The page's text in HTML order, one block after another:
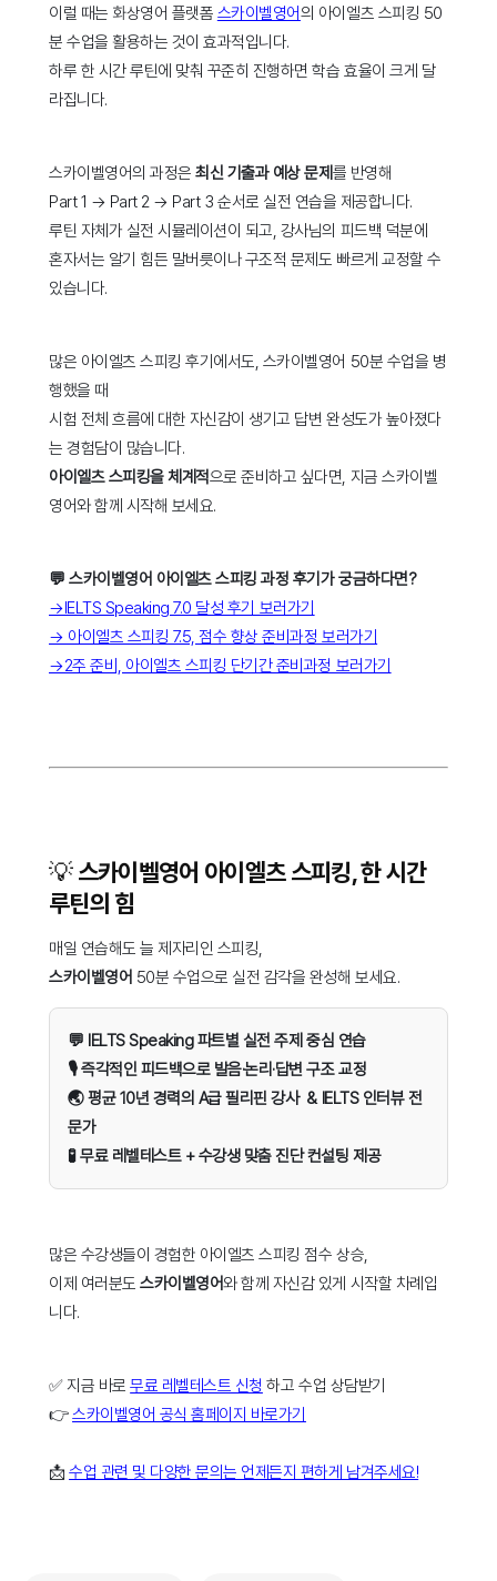
이럴 때는 화상영어 플랫폼 스카이벨영어의 아이엘츠 스피킹 50
분 수업을 활용하는 것이 효과적입니다.
하루 한 시간 루틴에 맞춰 꾸준히 진행하면 학습 효율이 크게 달
라집니다.
스카이벨영어의 과정은 최신 기출과 예상 문제 를 반영해
Part 1 → Part 2 → Part 3 순서로 실전 연습을 제공합니다.
루틴 자체가 실전 시뮬레이션이 되고, 강사님의 피드백 덕분에
혼자서는 알기 힘든 말버릇이나 구조적 문제도 빠르게 교정할 수
있습니다.
많은 아이엘츠 스피킹 후기에서도, 스카이벨영어 50분 수업을 병
행했을 때
시험 전체 흐름에 대한 자신감이 생기고 답변 완성도가 높아졌다
는 경험담이 많습니다.
아이엘츠 스피킹을 체계적으로 준비하고 싶다면, 지금 스카이벨
영어와 함께 시작해 보세요.
💬 스카이벨영어 아이엘츠 스피킹 과정 후기가 궁금하다면?
→IELTS Speaking 7.0 달성 후기 보러가기
→ 아이엘츠 스피킹 7.5, 점수 향상 준비과정 보러가기
→2주 준비, 아이엘츠 스피킹 단기간 준비과정 보러가기
💡 스카이벨영어 아이엘츠 스피킹, 한 시간
루틴의 힘
매일 연습해도 늘 제자리인 스피킹,
스카이벨영어 50분 수업으로 실전 감각을 완성해 보세요.
💬 IELTS Speaking 파트별 실전 주제 중심 연습
🎙️ 즉각적인 피드백으로 발음·논리·답변 구조 교정
🌏 평균 10년 경력의 A급 필리핀 강사 & IELTS 인터뷰 전
문가
🧪 무료 레벨테스트 + 수강생 맞춤 진단 컨설팅 제공
많은 수강생들이 경험한 아이엘츠 스피킹 점수 상승,
이제 여러분도스카이벨영어와 함께 자신감 있게 시작할 차례입
니다.
✅ 지금 바로무료 레벨테스트 신청 하고 수업 상담받기
👉스카이벨영어 공식 홈페이지 바로가기
📩수업 관련 및 다양한 문의는 언제든지 편하게 남겨주세요!